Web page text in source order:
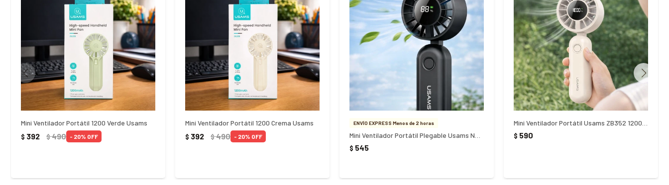
Mini Ventilador Portátil 1200 Verde Usams
$ 392 $490 20
Mini Ventilador Portátil 1200 Crema Usams
$ 392 $490 20
ENVÍO EXPRESS Menos de 2 horas
$ 545
$ 590